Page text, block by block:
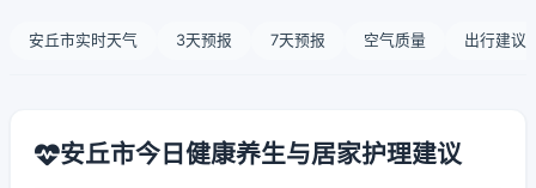
安丘市实时天气 3天预报 7天预报 空气质量 出行建议
安丘市今日健康养生与居家护理建议